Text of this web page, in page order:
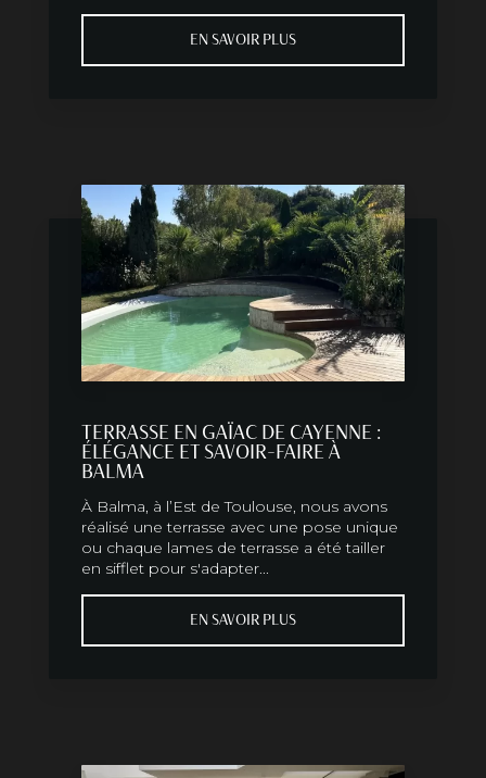
EN SAVOIR PLUS
TERRASSE EN GAÏAC DE CAYENNE :
ÉLÉGANCE ET SAVOIR-FAIRE À
BALMA
À Balma, à l’Est de Toulouse, nous avons
réalisé une terrasse avec une pose unique
ou chaque lames de terrasse a été tailler
en sifflet pour s'adapter...
EN SAVOIR PLUS